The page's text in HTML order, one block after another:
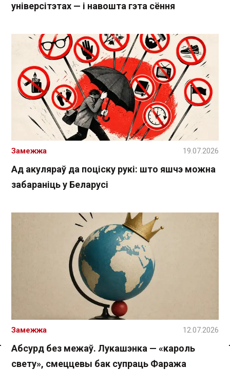
Спасылка без VPN
універсітэтах — і навошта гэта сёння
Ад акуляраў да поціску рукі: што яшчэ можна
забараніць у Беларусі
Замежжа 19.07.2026
Абсурд без межаў. Лукашэнка — «кароль
свету», смеццевы бак супраць Фаража
Замежжа 12.07.2026